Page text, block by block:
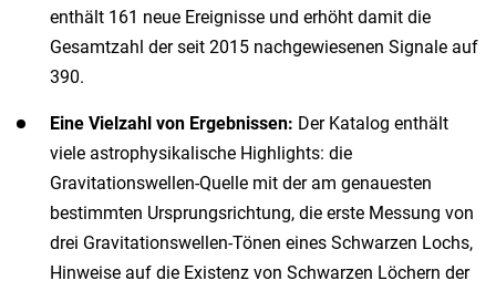
enthält 161 neue Ereignisse und erhöht damit die
Gesamtzahl der seit 2015 nachgewiesenen Signale auf
390.
Eine Vielzahl von Ergebnissen: Der Katalog enthält
viele astrophysikalische Highlights: die
Gravitationswellen-Quelle mit der am genauesten
bestimmten Ursprungsrichtung, die erste Messung von
drei Gravitationswellen-Tönen eines Schwarzen Lochs,
Hinweise auf die Existenz von Schwarzen Löchern der